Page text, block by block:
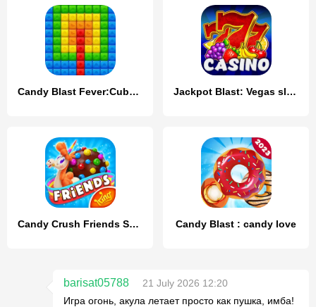
Candy Blast Fever:Cubes Crush Jackpot Blast: Vegas slots 777
Candy Crush Friends Saga Candy Blast : candy love
barisat05788
21 July 2026 12:20
Игра огонь, акула летает просто как пушка, имба!